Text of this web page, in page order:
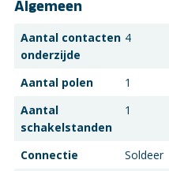
Algemeen
Aantal contacten
onderzijde
4
Aantal polen
1
Aantal
schakelstanden
1
Connectie
Soldeer